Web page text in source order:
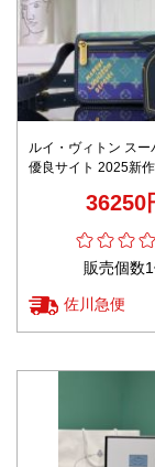
ルイ・ヴィトン スー
優良サイト 2025新
倒的な再現度36250
販売個数
佐川急便